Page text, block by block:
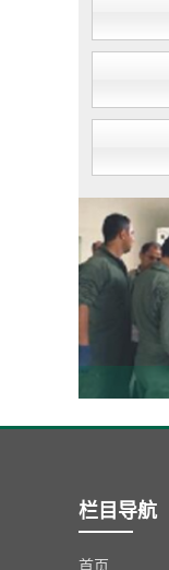
栏目导航
首页